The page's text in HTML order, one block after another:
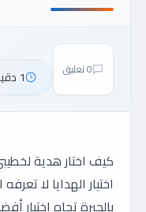
0 تعليق 1 دقيقة قراءة
كيف اختار هدية
اختيار الهدايا لا
بالحيرة تجاه اختيار